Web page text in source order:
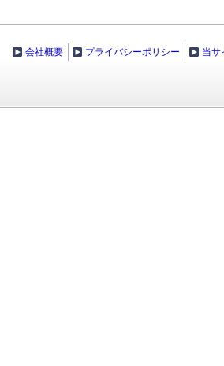
会社概要 プライバシーポリシー 当サ